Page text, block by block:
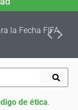
la Fecha FIFA
de ética.